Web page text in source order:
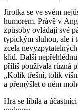
Jirotka se ve svém
humorem. Právě v
způsoby ovládají své
typickým sluhou, ale i
zcela
klid. Další
příliš používala různá
„Kolik třešní, tolik
a přemýšlet o něm
Hra se líbila a